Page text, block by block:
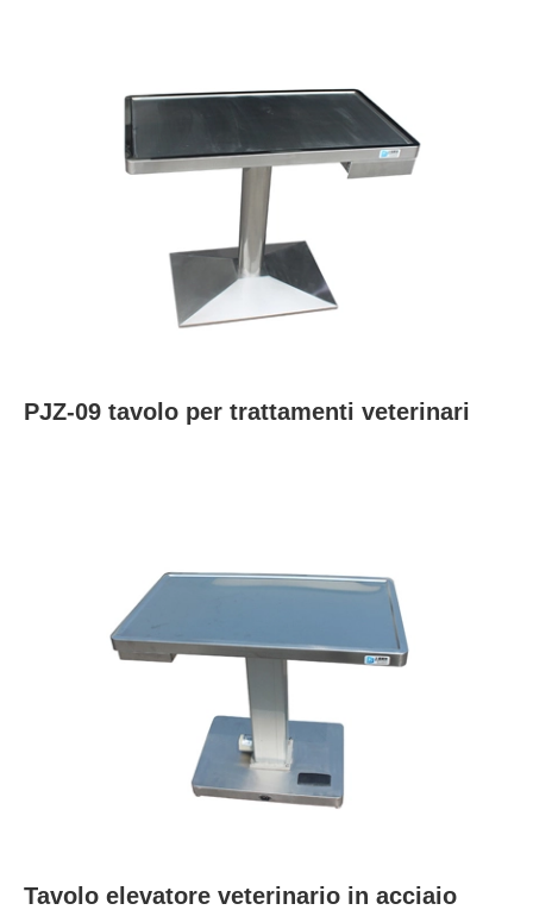
PJZ-09 tavolo per trattamenti veterinari
Tavolo elevatore veterinario in acciaio